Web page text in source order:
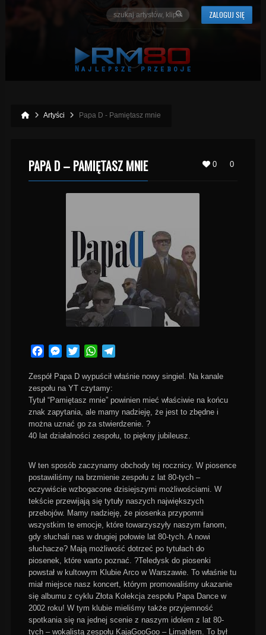
ZALOGUJ SIĘ
Artyści Papa D - Pamiętasz mnie
0 0
PAPA D – PAMIĘTASZ MNIE
FacebookMessenger
TwitterWhatsApp
Zespół Papa D wypuścił właśnie nowy singiel. Na kanale
zespołu na YT czytamy:
Tytuł “Pamiętasz mnie” powinien mieć właściwie na końcu
znak zapytania, ale mamy nadzieję, że jest to zbędne i
można uznać go za stwierdzenie. ?
40 lat działalności zespołu, to piękny jubileusz.
W ten sposób zaczynamy obchody tej rocznicy. W piosence
postawiliśmy na brzmienie zespołu z lat 80-tych –
oczywiście wzbogacone dzisiejszymi możliwościami. W
tekście przewijają się tytuły naszych największych
przebojów. Mamy nadzieję, że piosenka przypomni
wszystkim te emocje, które towarzyszyły naszym fanom,
gdy słuchali nas w drugiej połowie lat 80-tych. A nowi
słuchacze? Mają możliwość dotrzeć po tytułach do
piosenek, które warto poznać. ?Teledysk do piosenki
powstał w kultowym Klubie Arco w Warszawie. To właśnie tu
miał miejsce nasz koncert, którym promowaliśmy ukazanie
się albumu z cyklu Złota Kolekcja zespołu Papa Dance w
2002 roku! W tym klubie mieliśmy także przyjemność
spotkania się na jednej scenie z naszym idolem z lat 80-
tych – wokalistą zespołu KajaGooGoo – Limahlem. To był